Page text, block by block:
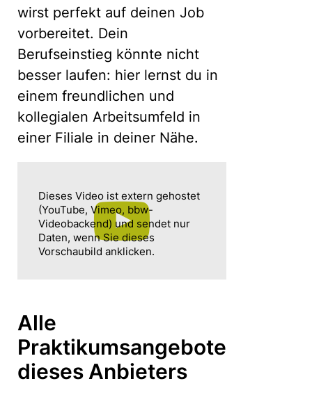
wirst perfekt auf deinen Job
vorbereitet. Dein
Berufseinstieg könnte nicht
besser laufen: hier lernst du in
einem freundlichen und
kollegialen Arbeitsumfeld in
einer Filiale in deiner Nähe.
Dieses Video ist extern gehostet
(YouTube, Vimeo, bbw-
Videobackend) und sendet nur
Daten, wenn Sie dieses
Vorschaubild anklicken.
Alle
Praktikumsangebote
dieses Anbieters